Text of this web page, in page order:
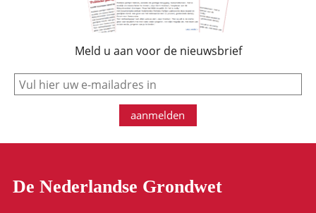
Meld u aan voor de nieuwsbrief
e-mail
aanmelden
De Nederlandse Grondwet